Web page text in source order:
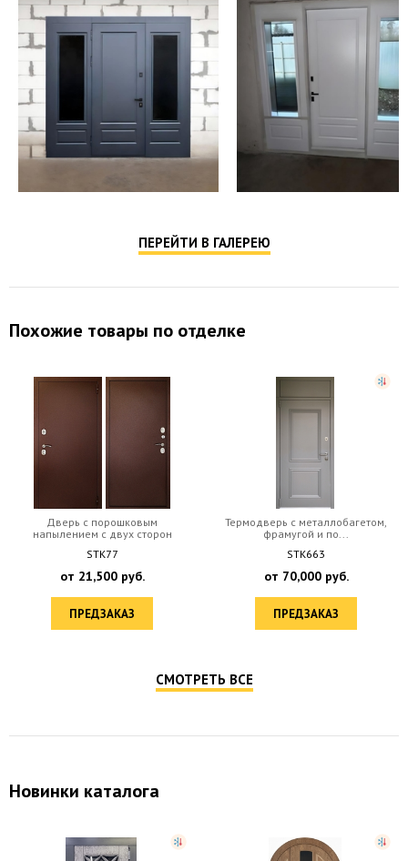
Противосъемные
устройства
противосъёмные блокираторы
Верхний замок
Гардиан 30.01 сувальдный (доп. опция -
Kale, Cisa, Mottura и др.)
Нижний замок
Гардиан 32.11 цилиндровый (доп. опция -
Kale, Cisa, Mottura и др.)
порошковое напыление
Верхний замок Гардиан
30.01
Нижний замок Гардиан
32.11
ПЕРЕЙТИ В ГАЛЕРЕЮ
Похожие товары по отделке
Дверь с порошковым
напылением с двух сторон
STK77
от 21,500руб.
ПРЕДЗАКАЗ
Термодверь с металлобагетом,
фрамугой и по...
STK663
от 70,000руб.
ПРЕДЗАКАЗ
СМОТРЕТЬ ВСЕ
Новинки каталога